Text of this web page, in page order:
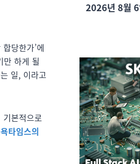
당한가’에
만 하게 될
일, 이라고
본적으로
타임스의
2026년 8월